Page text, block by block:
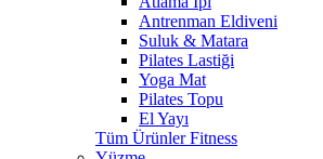
Antrenman Eldiveni
Suluk & Matara
Pilates Lastiği
Yoga Mat
Pilates Topu
El Yayı
Tüm Ürünler Fitness